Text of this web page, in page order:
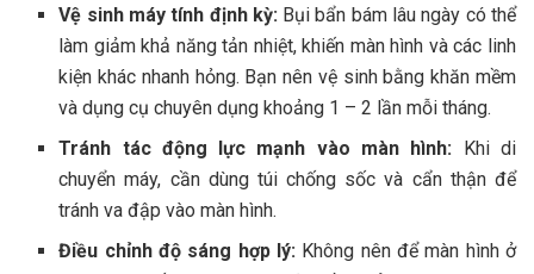
Vệ sinh máy tính định kỳ:Bụi bẩn bám lâu ngày có thể
làm giảm khả năng tản nhiệt, khiến màn hình và các linh
kiện khác nhanh hỏng. Bạn nên vệ sinh bằng khăn mềm
và dụng cụ chuyên dụng khoảng 1 – 2 lần mỗi tháng.
Tránh tác động lực mạnh vào màn hình: Khi di
chuyển máy, cần dùng túi chống sốc và cẩn thận để
tránh va đập vào màn hình.
Điều chỉnh độ sáng hợp lý:Không nên để màn hình ở